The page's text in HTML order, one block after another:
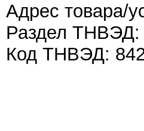
Адрес товара/
Раздел ТНВЭД:
Код ТНВЭД: